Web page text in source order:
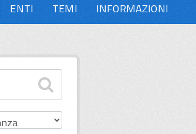
ENTI TEMI INFORMAZIONI